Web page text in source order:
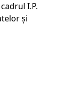
I.P.
și